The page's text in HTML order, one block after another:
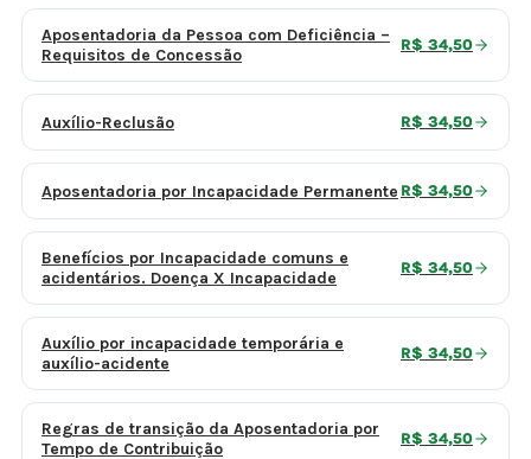
Aposentadoria da Pessoa com Deficiência –
Requisitos de Concessão
R$ 34,50
Auxílio-Reclusão R$ 34,50
Aposentadoria por Incapacidade Permanente R$ 34,50
Benefícios por Incapacidade comuns e
acidentários. Doença X Incapacidade
R$ 34,50
Auxílio por incapacidade temporária e
auxílio-acidente
R$ 34,50
Regras de transição da Aposentadoria por
Tempo de Contribuição
R$ 34,50